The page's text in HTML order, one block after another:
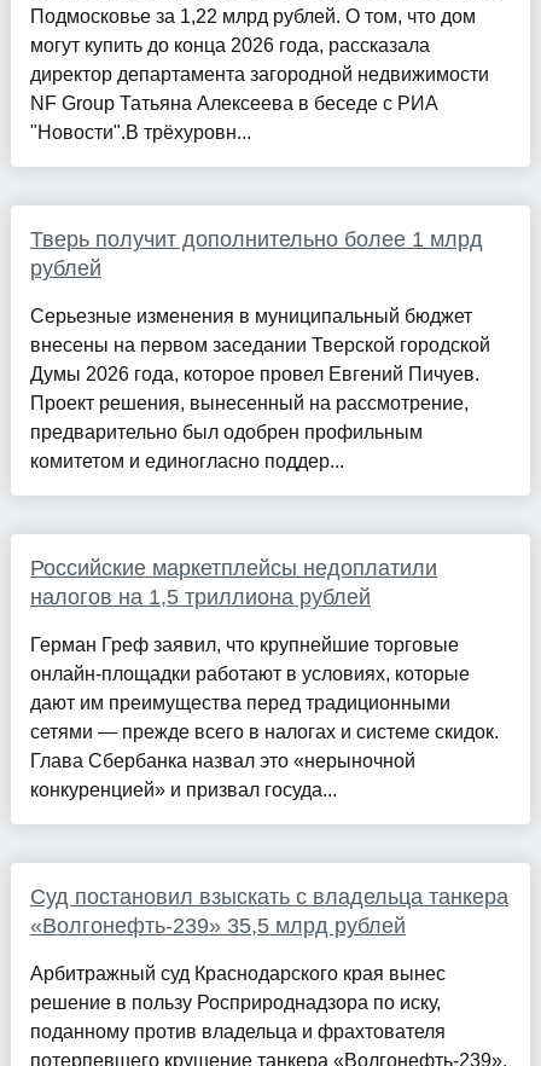
Подмосковье за 1,22 млрд рублей. О том, что дом
могут купить до конца 2026 года, рассказала
директор департамента загородной недвижимости
NF Group Татьяна Алексеева в беседе с РИА
"Новости".В трёхуровн...
Тверь получит дополнительно более 1 млрд
рублей
Серьезные изменения в муниципальный бюджет
внесены на первом заседании Тверской городской
Думы 2026 года, которое провел Евгений Пичуев.
Проект решения, вынесенный на рассмотрение,
предварительно был одобрен профильным
комитетом и единогласно поддер...
Российские маркетплейсы недоплатили
налогов на 1,5 триллиона рублей
Герман Греф заявил, что крупнейшие торговые
онлайн-площадки работают в условиях, которые
дают им преимущества перед традиционными
сетями — прежде всего в налогах и системе скидок.
Глава Сбербанка назвал это «нерыночной
конкуренцией» и призвал госуда...
Суд постановил взыскать с владельца танкера
«Волгонефть-239» 35,5 млрд рублей
Арбитражный суд Краснодарского края вынес
решение в пользу Росприроднадзора по иску,
поданному против владельца и фрахтователя
потерпевшего крушение танкера «Волгонефть-239».